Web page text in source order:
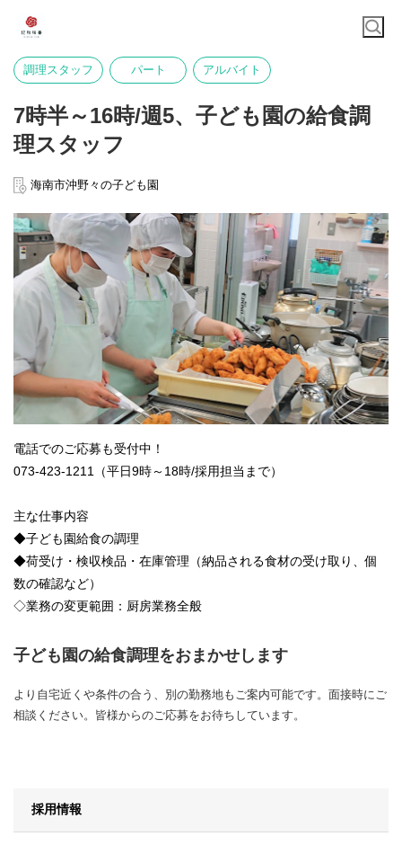
調理スタッフ パート アルバイト
7時半～16時/週5、子ども園の給食調
理スタッフ
海南市沖野々の子ども園
電話でのご応募も受付中！
073-423-1211（平日9時～18時/採用担当まで）
主な仕事内容
◆子ども園給食の調理
◆荷受け・検収検品・在庫管理（納品される食材の受け取り、個
数の確認など）
◇業務の変更範囲：厨房業務全般
子ども園の給食調理をおまかせします
より自宅近くや条件の合う、別の勤務地もご案内可能です。面接時にご
相談ください。皆様からのご応募をお待ちしています。
採用情報